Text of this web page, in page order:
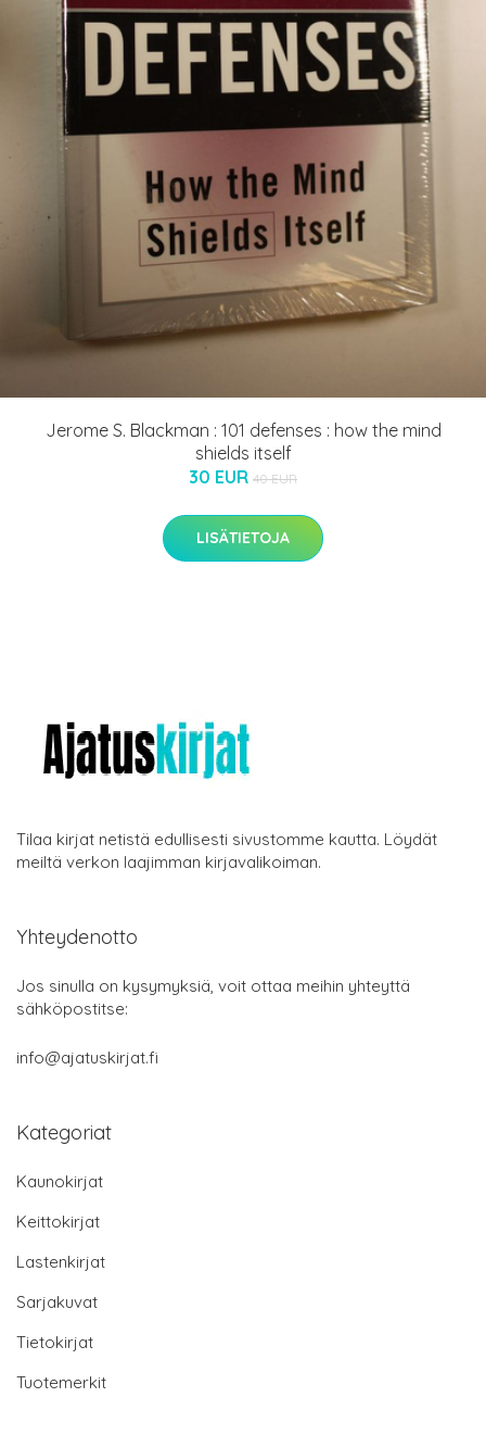
Jerome S. Blackman : 101 defenses : how the mind
shields itself
30 EUR 40 EUR
LISÄTIETOJA
Tilaa kirjat netistä edullisesti sivustomme kautta. Löydät
meiltä verkon laajimman kirjavalikoiman.
Yhteydenotto
Jos sinulla on kysymyksiä, voit ottaa meihin yhteyttä
sähköpostitse:
info@ajatuskirjat.fi
Kategoriat
Kaunokirjat
Keittokirjat
Lastenkirjat
Sarjakuvat
Tietokirjat
Tuotemerkit